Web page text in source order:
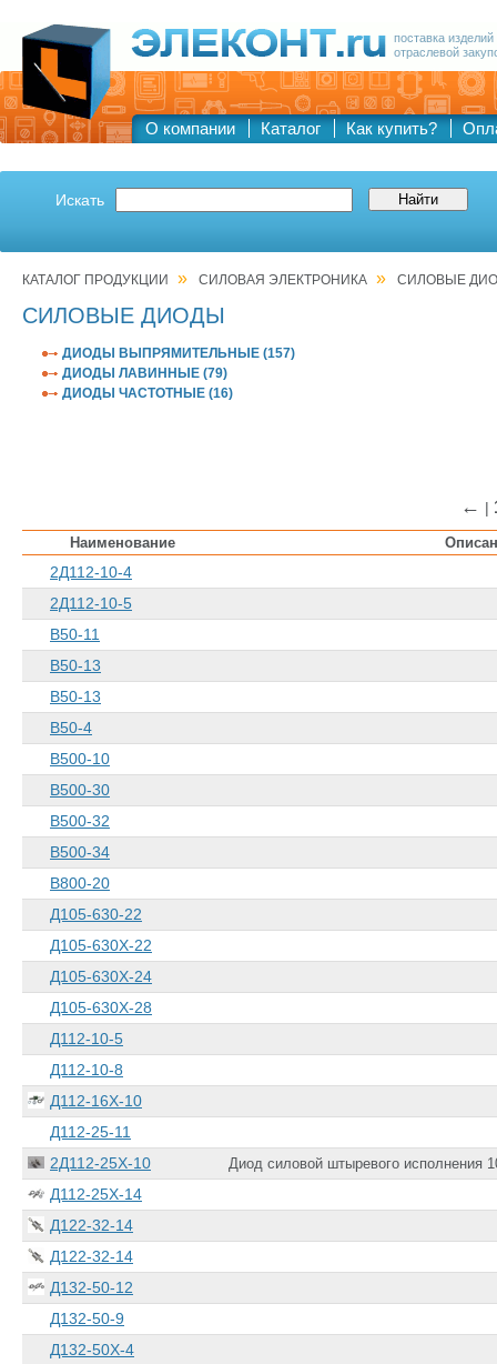
поставка
отраслевой
О компании Каталог Как купить?
Искать
КАТАЛОГ ПРОДУКЦИИ » СИЛОВАЯ ЭЛЕКТРОНИКА » СИЛОВЫЕ
СИЛОВЫЕ ДИОДЫ
ДИОДЫ ВЫПРЯМИТЕЛЬНЫЕ (157)
ДИОДЫ ЛАВИННЫЕ (79)
ДИОДЫ ЧАСТОТНЫЕ (16)
← |
Наименование
2Д112-10-4
2Д112-10-5
В50-11
В50-13
В50-13
В50-4
В500-10
В500-30
В500-32
В500-34
В800-20
Д105-630-22
Д105-630Х-22
Д105-630Х-24
Д105-630Х-28
Д112-10-5
Д112-10-8
Д112-16Х-10
Д112-25-11
2Д112-25Х-10
Диод силовой штыревого исполнения
Д112-25Х-14
Д122-32-14
Д122-32-14
Д132-50-12
Д132-50-9
Д132-50Х-4